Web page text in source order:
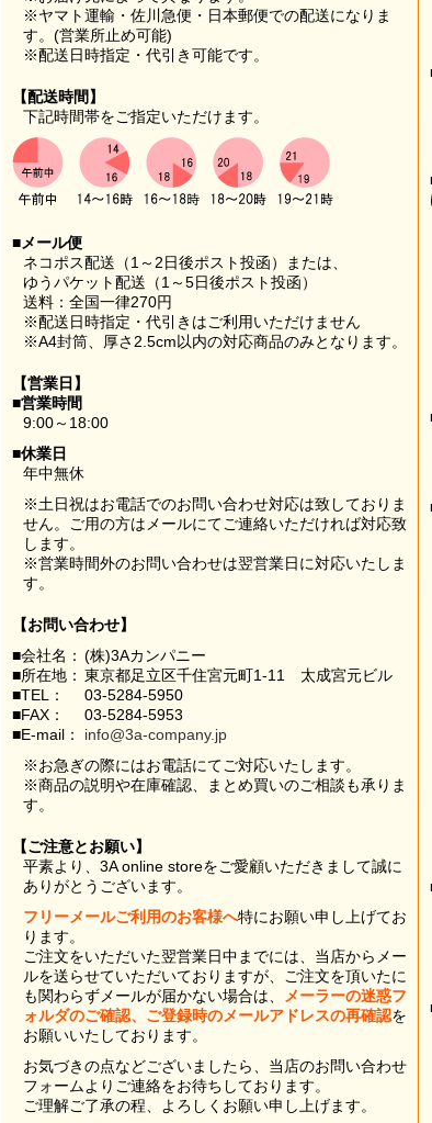
※ヤマト運輸・佐川急便・日本郵便での配送になりま
す。(営業所止め可能)
※配送日時指定・代引き可能です。
【配送時間】
下記時間帯をご指定いただけます。
■メール便
ネコポス配送（1～2日後ポスト投函）または、
ゆうパケット配送（1～5日後ポスト投函）
送料：全国一律270円
※配送日時指定・代引きはご利用いただけません
※A4封筒、厚さ2.5cm以内の対応商品のみとなります。
【営業日】
■営業時間
9:00～18:00
■休業日
年中無休
※土日祝はお電話でのお問い合わせ対応は致しておりま
せん。ご用の方はメールにてご連絡いただければ対応致
します。
※営業時間外のお問い合わせは翌営業日に対応いたしま
す。
【お問い合わせ】
■会社名： (株)3Aカンパニー
■所在地： 東京都足立区千住宮元町1-11 太成宮元ビル
■TEL：
03-5284-5950
■FAX：
03-5284-5953
■E-mail：
info@3a-company.jp
※お急ぎの際にはお電話にてご対応いたします。
※商品の説明や在庫確認、まとめ買いのご相談も承りま
す。
【ご注意とお願い】
平素より、3A online storeをご愛顧いただきまして誠に
ありがとうございます。
フリーメールご利用のお客様へ特にお願い申し上げてお
ります。
ご注文をいただいた翌営業日中までには、当店からメー
ルを送らせていただいておりますが、ご注文を頂いたに
も関わらずメールが届かない場合は、
メーラーの迷惑フ
ォルダのご確認、ご登録時のメールアドレスの再確認を
お願いいたしております。
お気づきの点などございましたら、当店のお問い合わせ
フォームよりご連絡をお待ちしております。
ご理解ご了承の程、よろしくお願い申し上げます。